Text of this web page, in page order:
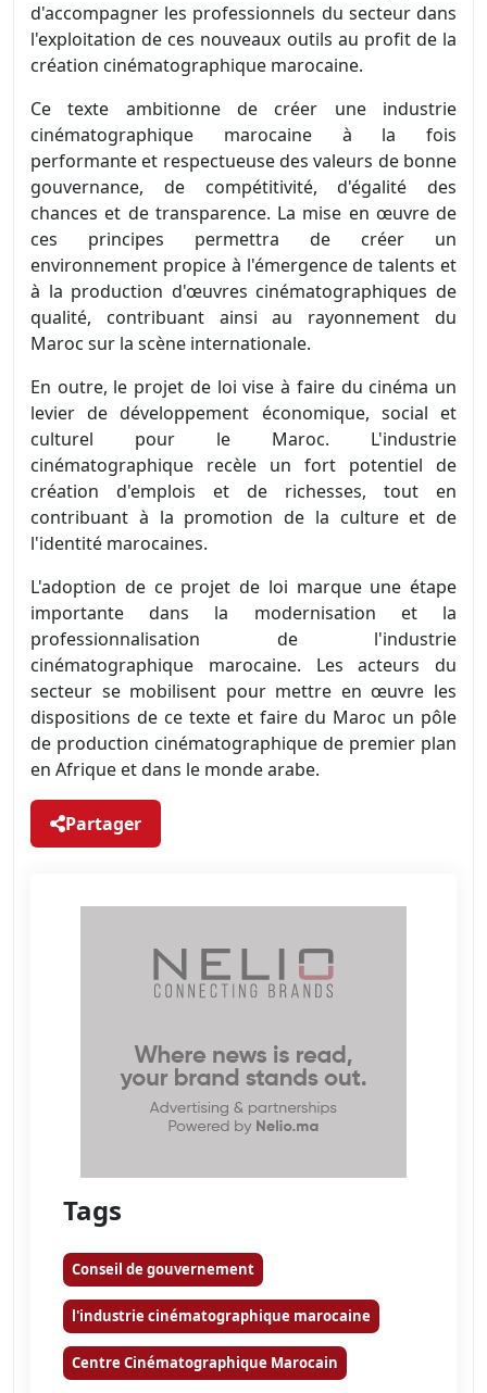
d'accompagner les professionnels du secteur dans
l'exploitation de ces nouveaux outils au profit de la
création cinématographique marocaine.
Ce texte ambitionne de créer une industrie
cinématographique marocaine à la fois
performante et respectueuse des valeurs de bonne
gouvernance, de compétitivité, d'égalité des
chances et de transparence. La mise en œuvre de
ces principes permettra de créer un
environnement propice à l'émergence de talents et
à la production d'œuvres cinématographiques de
qualité, contribuant ainsi au rayonnement du
Maroc sur la scène internationale.
En outre, le projet de loi vise à faire du cinéma un
levier de développement économique, social et
culturel pour le Maroc. L'industrie
cinématographique recèle un fort potentiel de
création d'emplois et de richesses, tout en
contribuant à la promotion de la culture et de
l'identité marocaines.
L'adoption de ce projet de loi marque une étape
importante dans la modernisation et la
professionnalisation de l'industrie
cinématographique marocaine. Les acteurs du
secteur se mobilisent pour mettre en œuvre les
dispositions de ce texte et faire du Maroc un pôle
de production cinématographique de premier plan
en Afrique et dans le monde arabe.
Partager
Tags
Conseil de gouvernement
l'industrie cinématographique marocaine
Centre Cinématographique Marocain